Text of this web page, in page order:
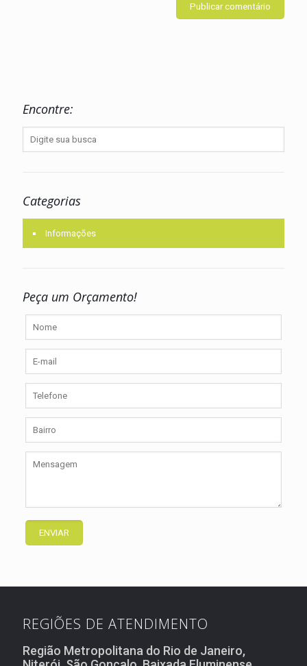
Encontre:
Categorias
Informações
Peça um Orçamento!
REGIÕES DE ATENDIMENTO
Região Metropolitana do Rio de Janeiro,